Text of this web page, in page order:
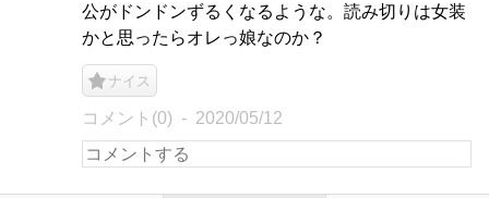
公がドンドンずるくなるような。読み切りは女装
かと思ったらオレっ娘なのか？
ナイス
コメント(0) 2020/05/12